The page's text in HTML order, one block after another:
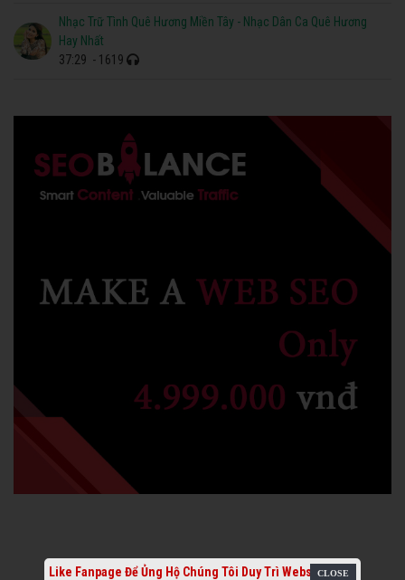
Nhạc Trữ Tình Quê Hương Miền Tây - Nhạc Dân Ca Quê Hương
Hay Nhất
37:29 - 1619
Like Fanpage Để Ủng Hộ Chúng Tôi Duy Trì Website